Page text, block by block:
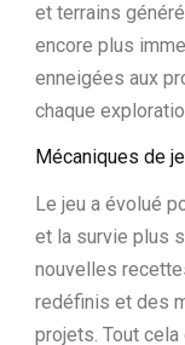
et terrains
encore plus
enneigées aux
chaque
Mécaniques de
Le jeu a évolué
et la survie plus
nouvelles
redéfinis et des
projets. Tout